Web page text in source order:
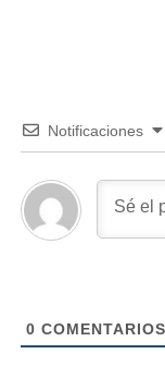
Notificaciones
0 COMENTARIOS